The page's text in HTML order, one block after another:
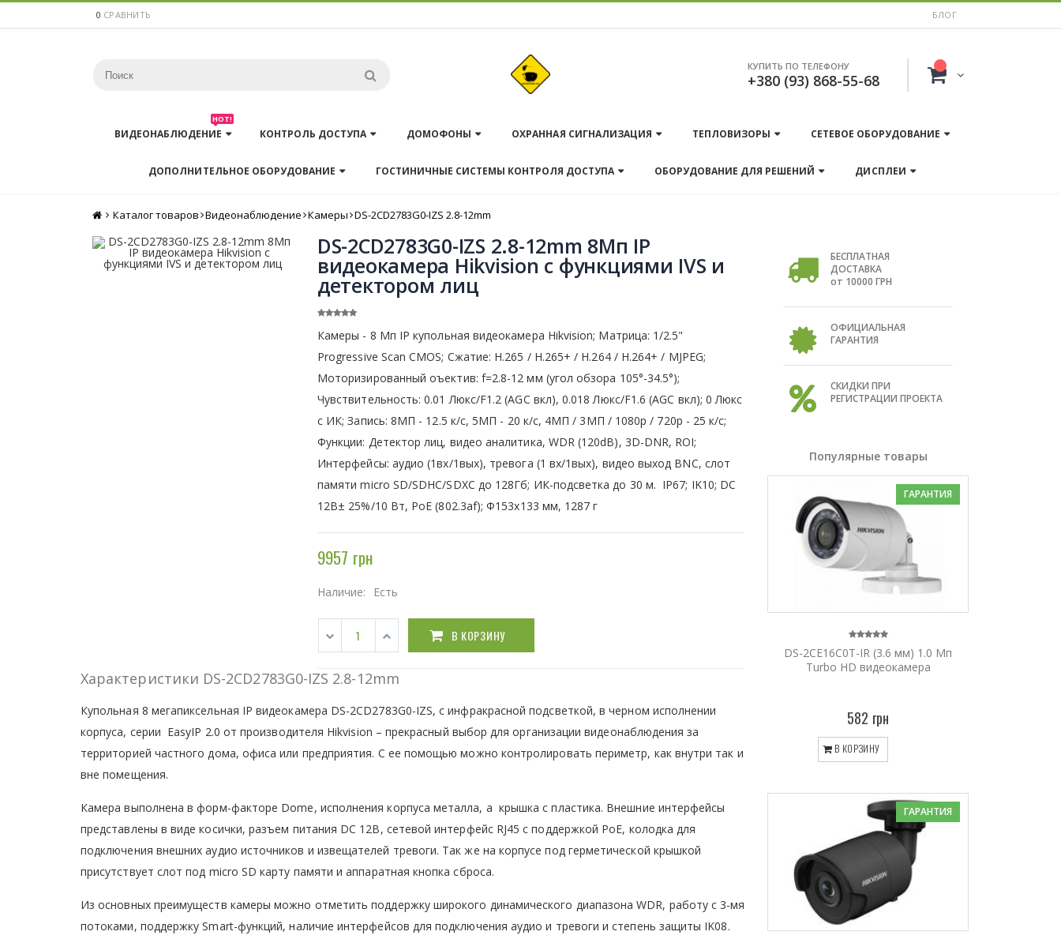
0 СРАВНИТЬ БЛОГ
КУПИТЬ ПО ТЕЛЕФОНУ
+380 (93) 868-55-68
ВИДЕОНАБЛЮДЕНИЕ
HOT!
КОНТРОЛЬ ДОСТУПА ДОМОФОНЫ ОХРАННАЯ СИГНАЛИЗАЦИЯ ТЕПЛОВИЗОРЫ СЕТЕВОЕ ОБОРУДОВАНИЕ
ДОПОЛНИТЕЛЬНОЕ ОБОРУДОВАНИЕ ГОСТИНИЧНЫЕ СИСТЕМЫ КОНТРОЛЯ ДОСТУПА ОБОРУДОВАНИЕ ДЛЯ РЕШЕНИЙ ДИСПЛЕИ
Главная
Каталог товаров Видеонаблюдение Камеры DS-2CD2783G0-IZS 2.8-12mm
DS-2CD2783G0-IZS 2.8-12mm 8Мп IP
видеокамера Hikvision с функциями IVS и
детектором лиц
Камеры - 8 Мп IP купольная видеокамера Hikvision; Матрица: 1/2.5"
Progressive Scan CMOS; Сжатие: Н.265 / Н.265+ / H.264 / H.264+ / MJPEG;
Моторизированный оъектив: f=2.8-12 мм (угол обзора 105°-34.5°);
Чувствительность: 0.01 Люкс/F1.2 (AGC вкл), 0.018 Люкс/F1.6 (AGC вкл); 0 Люкс
с ИК; Запись: 8МП - 12.5 к/с, 5МП - 20 к/с, 4МП / 3МП / 1080р / 720р - 25 к/с;
Функции: Детектор лиц, видео аналитика, WDR (120dB), 3D-DNR, ROI;
Интерфейсы: аудио (1вх/1вых), тревога (1 вх/1вых), видео выход BNC, слот
памяти micro SD/SDHC/SDXC до 128Гб; ИК-подсветка до 30 м. IP67; IK10; DC
12В± 25%/10 Вт, PoE (802.3af); Ф153х133 мм, 1287 г
9957 грн
Наличие: Есть
В КОРЗИНУ
Характеристики DS-2CD2783G0-IZS 2.8-12mm
Купольная 8 мегапиксельная IP видеокамера DS-2CD2783G0-IZS, с инфракрасной подсветкой, в черном исполнении
корпуса, серии EasyIP 2.0 от производителя Hikvision – прекрасный выбор для организации видеонаблюдения за
территорией частного дома, офиса или предприятия. С ее помощью можно контролировать периметр, как внутри так и
вне помещения.
Камера выполнена в форм-факторе Dome, исполнения корпуса металла, а крышка с пластика. Внешние интерфейсы
представлены в виде косички, разъем питания DC 12В, сетевой интерфейс RJ45 с поддержкой PoE, колодка для
подключения внешних аудио источников и извещателей тревоги. Так же на корпусе под герметической крышкой
присутствует слот под micro SD карту памяти и аппаратная кнопка сброса.
Из основных преимуществ камеры можно отметить поддержку широкого динамического диапазона WDR, работу с 3-мя
потоками, поддержку Smart-функций, наличие интерфейсов для подключения аудио и тревоги и степень защиты IK08.
БЕСПЛАТНАЯ
ДОСТАВКА
от 10000 ГРН
ОФИЦИАЛЬНАЯ
ГАРАНТИЯ
СКИДКИ ПРИ
РЕГИСТРАЦИИ ПРОЕКТА
Популярные товары
ГАРАНТИЯ
DS-2CE16C0T-IR (3.6 мм) 1.0 Мп
Turbo HD видеокамера
582 грн
В КОРЗИНУ
ГАРАНТИЯ